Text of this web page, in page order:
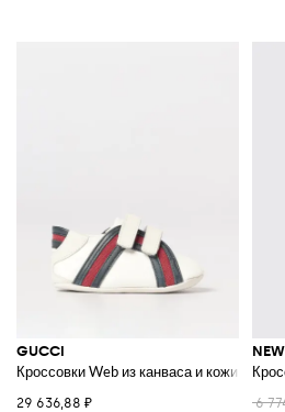
GUCCI
Кроссовки Web из канваса и кожи
29 636,88 ₽
6